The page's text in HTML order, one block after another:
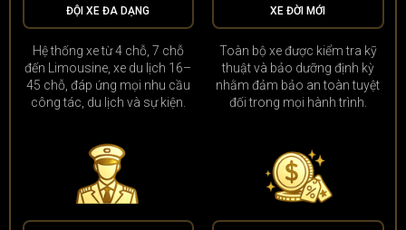
ĐỘI XE ĐA DẠNG
Hệ thống xe từ 4 chỗ, 7 chỗ
đến Limousine, xe du lịch 16–
45 chỗ, đáp ứng mọi nhu cầu
công tác, du lịch và sự kiện.
XE ĐỜI MỚI
Toàn bộ xe được kiểm tra kỹ
thuật và bảo dưỡng định kỳ
nhằm đảm bảo an toàn tuyệt
đối trong mọi hành trình.